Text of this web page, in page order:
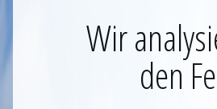
Wir
den